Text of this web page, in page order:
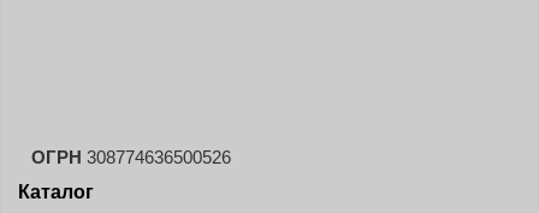
Leao
ОГРН 308774636500526
Каталог